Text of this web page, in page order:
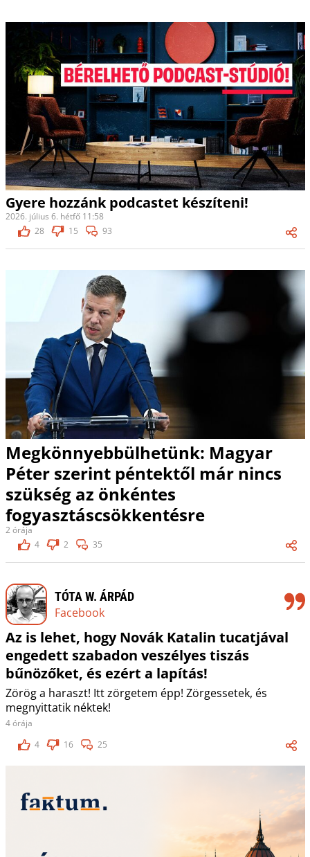
Gyere hozzánk podcastet készíteni!
2026. július 6. hétfő 11:58
28
15 93
Megkönnyebbülhetünk: Magyar
Péter szerint péntektől már nincs
szükség az önkéntes
fogyasztáscsökkentésre
2 órája
4
2 35
TÓTA W. ÁRPÁD
Facebook
Az is lehet, hogy Novák Katalin tucatjával
engedett szabadon veszélyes tiszás
bűnözőket, és ezért a lapítás!
Zörög a haraszt! Itt zörgetem épp! Zörgessetek, és
megnyittatik néktek!
4 órája
4
16 25